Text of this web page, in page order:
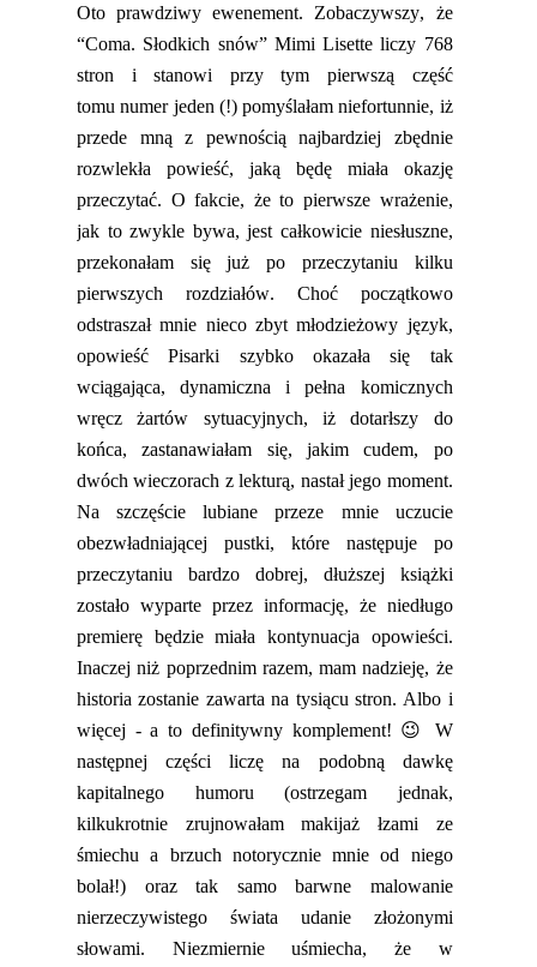
Oto prawdziwy ewenement. Zobaczywszy, że
“Coma. Słodkich snów” Mimi Lisette liczy 768
stron i stanowi przy tym pierwszą część
tomunumer jeden (!) pomyślałam niefortunnie, iż
przede mną z pewnością najbardziej zbędnie
rozwlekła powieść, jaką będę miała okazję
przeczytać. O fakcie, że to pierwsze wrażenie,
jak to zwykle bywa, jest całkowicie niesłuszne,
przekonałam się już po przeczytaniu kilku
pierwszych rozdziałów. Choć początkowo
odstraszał mnie nieco zbyt młodzieżowy język,
opowieść Pisarki szybko okazała się tak
wciągająca, dynamiczna i pełna komicznych
wręcz żartów sytuacyjnych, iż dotarłszy do
końca, zastanawiałam się, jakim cudem, po
dwóch wieczorach z lekturą, nastał jego moment.
Na szczęście lubiane przeze mnie uczucie
obezwładniającej pustki, które następuje po
przeczytaniu bardzo dobrej, dłuższej książki
zostało wyparte przez informację, że niedługo
premierę będzie miała kontynuacja opowieści.
Inaczej niż poprzednim razem, mam nadzieję, że
historia zostanie zawarta na tysiącu stron. Albo i
więcej - a to definitywny komplement! 😉
W
następnej części liczę na podobną dawkę
kapitalnego humoru (ostrzegam jednak,
kilkukrotnie zrujnowałam makijaż łzami ze
śmiechu a brzuch notorycznie mnie od niego
bolał!) oraz tak samo barwne malowanie
nierzeczywistego świata udanie złożonymi
słowami. Niezmiernie uśmiecha, że w